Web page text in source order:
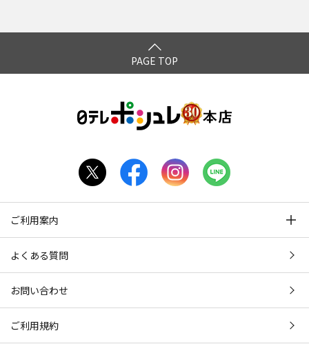
レクション～ Blu-ray
PAGE TOP
ご利用案内
よくある質問
お問い合わせ
ご利用規約